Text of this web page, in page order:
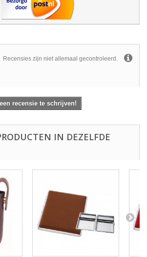
Recensies zijn niet allemaal gecontroleerd.
recensie te schrijven!
IN DEZELFDE